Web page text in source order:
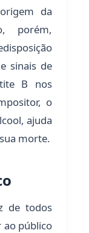
da
porém,
sinais de
B nos
o
ajuda
morte.
de todos
ao público